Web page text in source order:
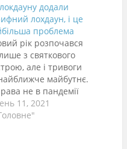
додали
лохдаун, і це
проблема
рік розпочався
з святкового
але і тривоги
майбутнє.
не в пандемії
а в новій і
тарифній удавці.
11, 2021